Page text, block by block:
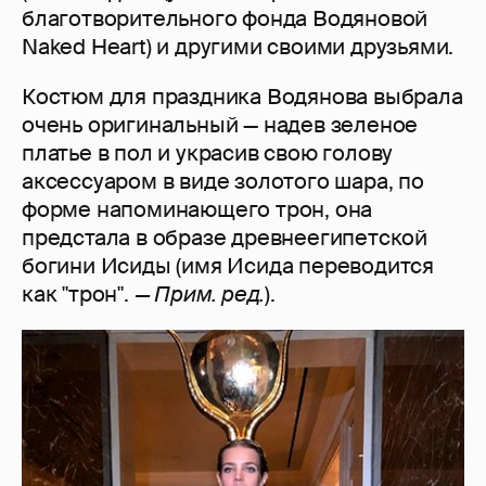
благотворительного фонда Водяновой
Naked Heart) и другими своими друзьями.
Костюм для праздника Водянова выбрала
очень оригинальный — надев зеленое
платье в пол и украсив свою голову
аксессуаром в виде золотого шара, по
форме напоминающего трон, она
предстала в образе древнеегипетской
богини Исиды (имя Исида переводится
как "трон". — Прим. ред.).